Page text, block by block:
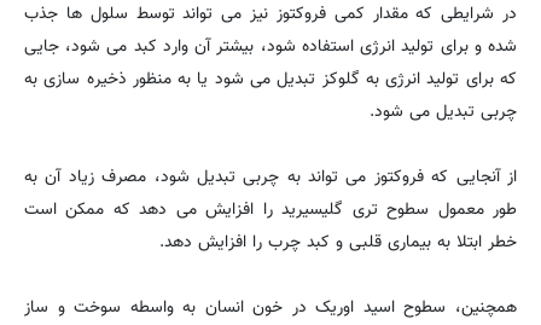
در شرایطی که مقدار کمی فروکتوز نیز می تواند توسط سلول ها جذب
شده و برای تولید انرژی استفاده شود، بیشتر آن وارد کبد می شود، جایی
که برای تولید انرژی به گلوکز تبدیل می شود یا به منظور ذخیره سازی به
چربی تبدیل می شود.
از آنجایی که فروکتوز می تواند به چربی تبدیل شود، مصرف زیاد آن به
طور معمول سطوح تری گلیسیرید را افزایش می دهد که ممکن است
خطر ابتلا به بیماری قلبی و کبد چرب را افزایش دهد.
همچنین، سطوح اسید اوریک در خون انسان به واسطه سوخت و ساز